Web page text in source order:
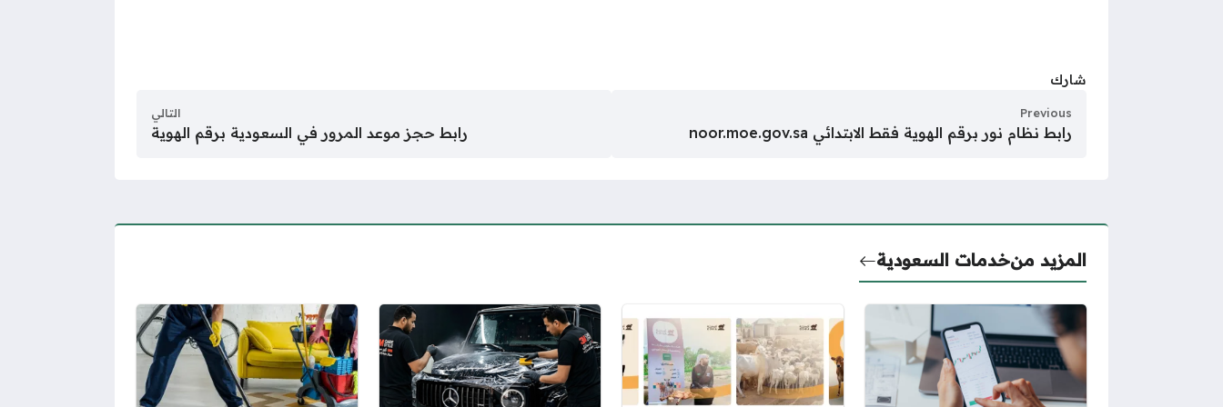
شارك
Previous
رابط نظام نور برقم الهوية فقط الابتدائي noor.moe.gov.sa
التالي
رابط حجز موعد المرور في السعودية برقم الهوية
المزيد منخدمات السعودية